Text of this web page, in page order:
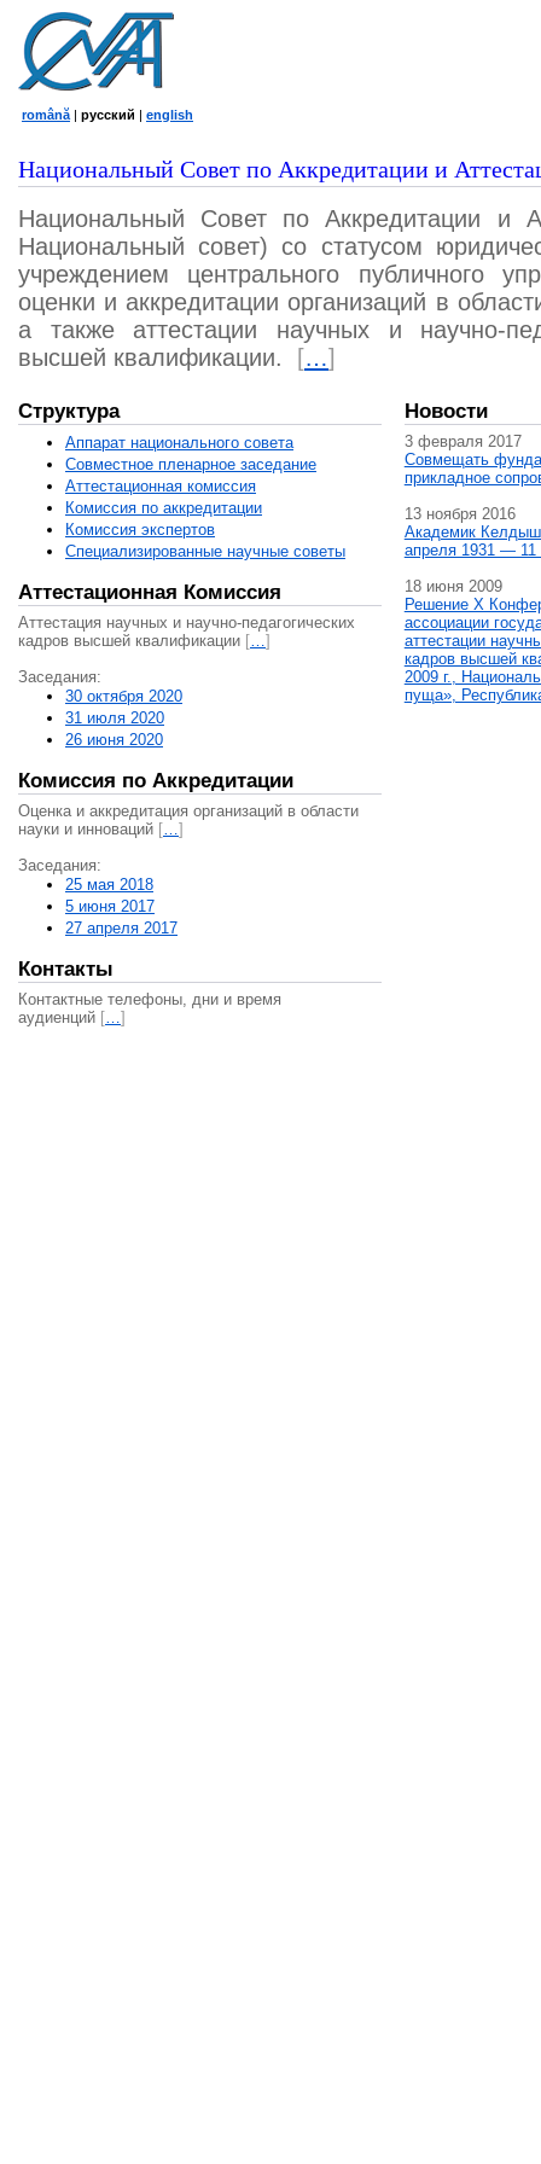
română | русский | english
Национальный Совет по Аккредитации и
Национальный Совет по Аккредитации и
Национальный совет) со статусом
учреждением центрального публичного
оценки и аккредитации организаций в
а также аттестации научных и научно-
высшей квалификации.
[…]
Структура
Аппарат национального совета
Совместное пленарное заседание
Аттестационная комисcия
Комиссия по аккредитации
Комиссия экспертов
Специализированные научные советы
Аттестационная Комиссия
Аттестация научных и научно-педагогических
кадров высшей квалификации […]
Заседания:
30 октября 2020
31 июля 2020
26 июня 2020
Комиссия по Аккредитации
Оценка и аккредитация организаций в области
науки и инноваций […]
Заседания:
25 мая 2018
5 июня 2017
27 апреля 2017
Контакты
Контактные телефоны, дни и время
аудиенций […]
Новости
3 февраля 2017
Совмещать
прикладное
13 ноября 2016
Академик
апреля 1931 — 11
18 июня 2009
Решение X
ассоциации
аттестации
кадров высшей
2009 г.,
пуща»,